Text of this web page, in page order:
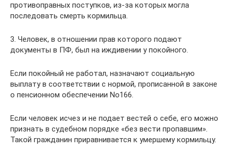
противоправных поступков, из-за которых могла
последовать смерть кормильца.
3. Человек, в отношении прав которого подают
документы в ПФ, был на иждивении у покойного.
Если покойный не работал, назначают социальную
выплату в соответствии с нормой, прописанной в законе
о пенсионном обеспечении No166.
Если человек исчез и не подает вестей о себе, его можно
признать в судебном порядке «без вести пропавшим».
Такой гражданин приравнивается к умершему кормильцу.